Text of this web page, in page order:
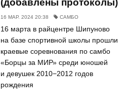
(добавлены протоколы)
16 МАР. 2024 20:38 САМБО
16 марта в райцентре Шипуново
на базе спортивной школы прошли
краевые соревнования по самбо
«Борцы за МИР» среди юношей
и девушек 2010−2012 годов
рождения